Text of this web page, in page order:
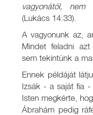
vagyonától,
(Lukács 14:33).
A vagyonunk az,
Mindet feladni
sem tekintünk a
Ennek példáját
Izsák - a saját fia
Isten megkérte,
Ábrahám pedig